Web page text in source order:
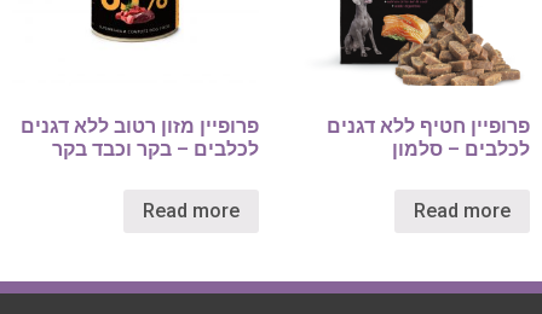
פרופיין חטיף ללא דגנים
לכלבים – סלמון
Read more
פרופיין מזון רטוב ללא דגנים
לכלבים – בקר וכבד בקר
Read more